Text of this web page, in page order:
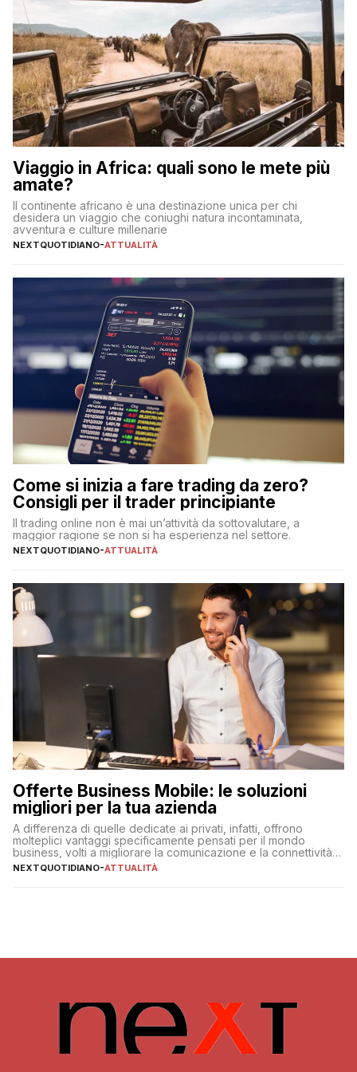
Viaggio in Africa: quali sono le mete più
amate?
Il continente africano è una destinazione unica per chi
desidera un viaggio che coniughi natura incontaminata,
avventura e culture millenarie
NEXTQUOTIDIANO-ATTUALITÀ
Come si inizia a fare trading da zero?
Consigli per il trader principiante
Il trading online non è mai un’attività da sottovalutare, a
maggior ragione se non si ha esperienza nel settore.
NEXTQUOTIDIANO-ATTUALITÀ
Offerte Business Mobile: le soluzioni
migliori per la tua azienda
A differenza di quelle dedicate ai privati, infatti, offrono
molteplici vantaggi specificamente pensati per il mondo
business, volti a migliorare la comunicazione e la connettività
degli utenti
NEXTQUOTIDIANO-ATTUALITÀ